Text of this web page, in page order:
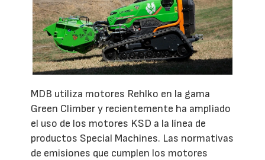
MDB utiliza motores Rehlko en la gama
Green Climber y recientemente ha ampliado
el uso de los motores KSD a la línea de
productos Special Machines. Las normativas
de emisiones que cumplen los motores